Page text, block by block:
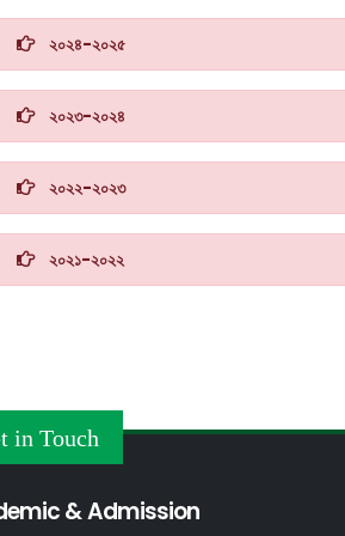
২০২৪-২০২৫
২০২৩-২০২৪
২০২২-২০২৩
২০২১-২০২২
in Touch
& Admission